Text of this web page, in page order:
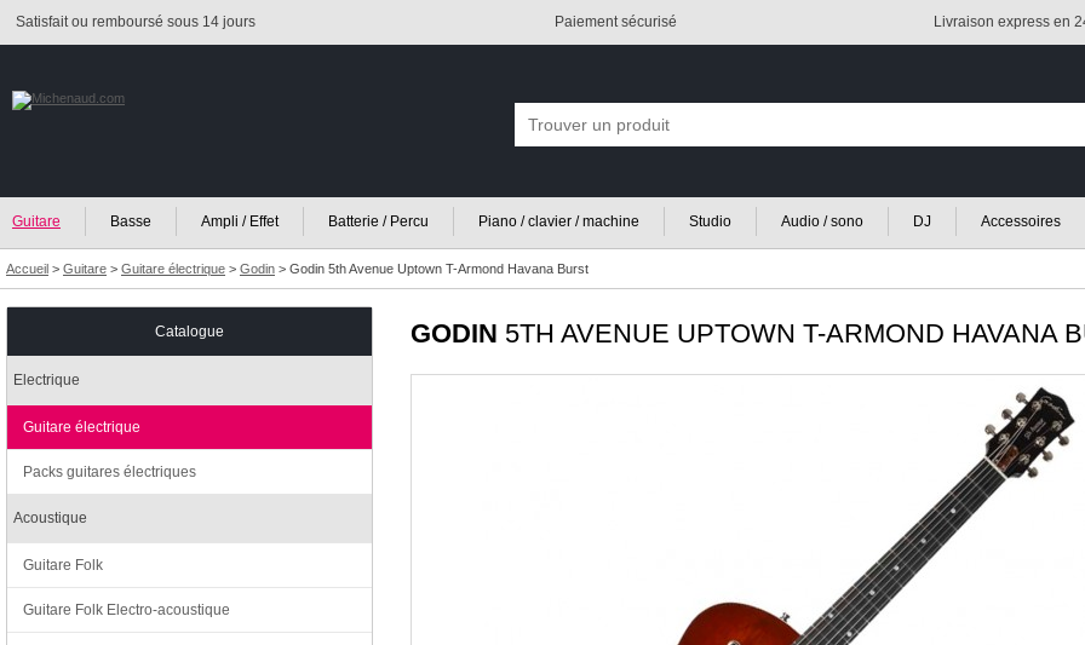
Satisfait ou remboursé sous 14 jours Paiement sécurisé Livraison express en
Guitare Basse Ampli / Effet Batterie / Percu Piano / clavier / machine Studio Audio / sono DJ Accessoires
Accueil > Guitare > Guitare électrique > Godin > Godin 5th Avenue Uptown T-Armond Havana Burst
GODIN 5TH AVENUE UPTOWN T-ARMOND HAVANA
Catalogue
Electrique
Guitare électrique
Packs guitares électriques
Acoustique
Guitare Folk
Guitare Folk Electro-acoustique